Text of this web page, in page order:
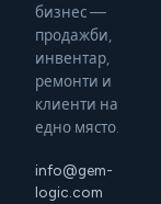
бизнес —
продажби,
инвентар,
ремонти и
клиенти на
едно място.
info@gem-
logic.com